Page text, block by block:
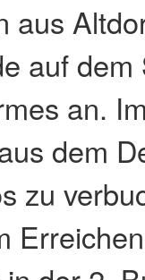
aus
auf
an.
dem
zu